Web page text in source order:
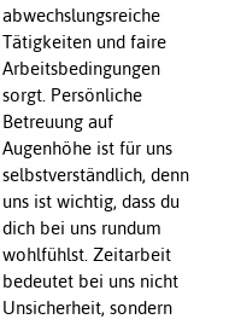
abwechslungsreiche
Tätigkeiten und faire
Arbeitsbedingungen
sorgt. Persönliche
Betreuung auf
Augenhöhe ist für uns
selbstverständlich, denn
uns ist wichtig, dass du
dich bei uns rundum
wohlfühlst. Zeitarbeit
bedeutet bei uns nicht
Unsicherheit, sondern